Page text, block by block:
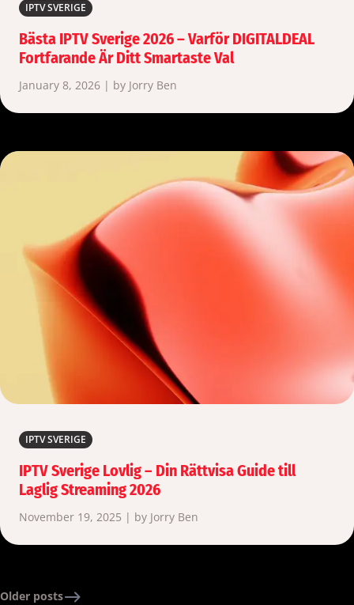
IPTV SVERIGE
Bästa IPTV Sverige 2026 – Varför DIGITALDEAL
Fortfarande Är Ditt Smartaste Val
January 8, 2026 | by Jorry Ben
IPTV SVERIGE
IPTV Sverige Lovlig – Din Rättvisa Guide till
Laglig Streaming 2026
November 19, 2025 | by Jorry Ben
Older posts